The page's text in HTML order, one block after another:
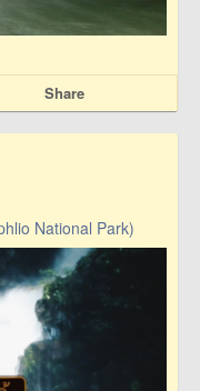
Share
National Park)